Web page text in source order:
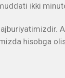
ikki
hisobga